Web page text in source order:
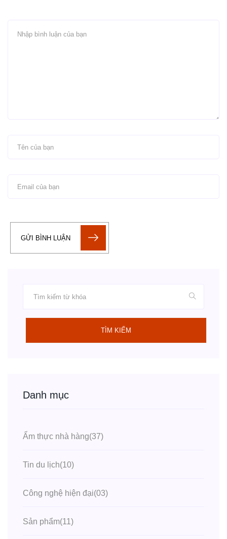
GỬI BÌNH LUẬN
TÌM KIẾM
Danh mục
Ẩm thực nhà hàng(37)
Tin du lịch(10)
Công nghệ hiện đại(03)
Sản phẩm(11)